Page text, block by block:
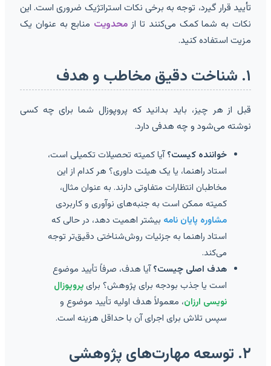
تأیید قرار گیرد، توجه به برخی نکات استراتژیک ضروری است. این
نکات به شما کمک می‌کنند تا از محدویتمنابع به عنوان یک
مزیت استفاده کنید.
قبل از هر چیز، باید بدانید که پروپوزال شما برای چه کسی
نوشته می‌شود و چه هدفی دارد.
خواننده کیست؟آیا کمیته تحصیلات تکمیلی است،
استاد راهنما، یا یک هیئت داوری؟ هر کدام از این
مخاطبان انتظارات متفاوتی دارند. به عنوان مثال،
کمیته ممکن است به جنبه‌های نوآوری و کاربردی
مشاوره پایان نامهبیشتر اهمیت دهد، در حالی که
استاد راهنما به جزئیات روش‌شناختی دقیق‌تر توجه
می‌کند.
هدف اصلی چیست؟آیا هدف، صرفاً تأیید موضوع
است یا جذب بودجه برای پژوهش؟ برای پروپوزال
نویسی ارزان ، معمولاً هدف اولیه تأیید موضوع و
سپس تلاش برای اجرای آن با حداقل هزینه است.
۲. توسعه مهارت‌های پژوهشی